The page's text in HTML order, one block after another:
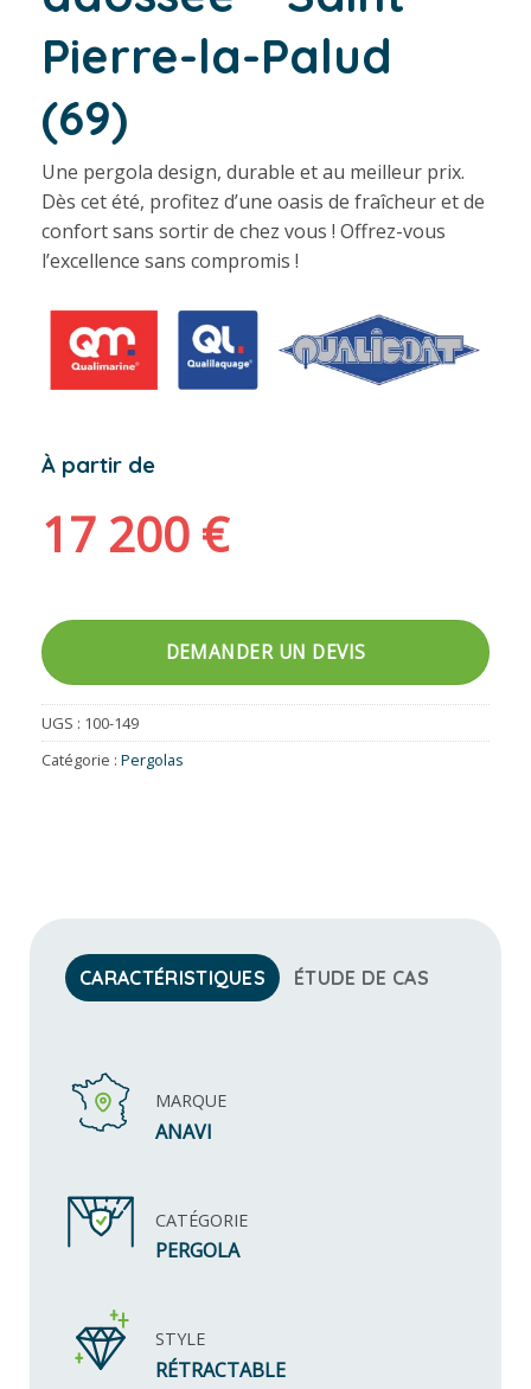
Pierre-la-Palud
(69)
Une pergola design, durable et au meilleur prix.
Dès cet été, profitez d’une oasis de fraîcheur et de
confort sans sortir de chez vous ! Offrez-vous
l’excellence sans compromis !
À partir de
17 200 €
DEMANDER UN DEVIS
UGS : 100-149
Catégorie : Pergolas
CARACTÉRISTIQUES ÉTUDE DE CAS
MARQUE
ANAVI
CATÉGORIE
PERGOLA
STYLE
RÉTRACTABLE